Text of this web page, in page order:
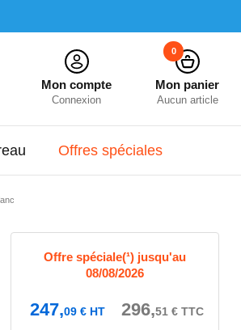
Mon compte
Connexion
Mon panier
Aucun article
0
Offres spéciales
Offre spéciale(¹) jusqu'au
08/08/2026
247,09€HT 296,51 € TTC